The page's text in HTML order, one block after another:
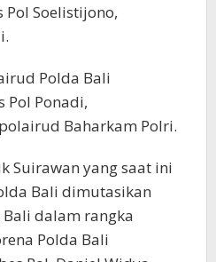
Pol Soelistijono,
Polda Bali
Pol Ponadi,
Baharkam Polri.
Suirawan yang saat ini
Bali dimutasikan
dalam rangka
Polda Bali